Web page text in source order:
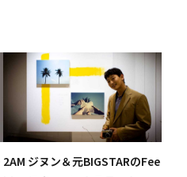
2AM ジヌン＆元BIGSTARのFee